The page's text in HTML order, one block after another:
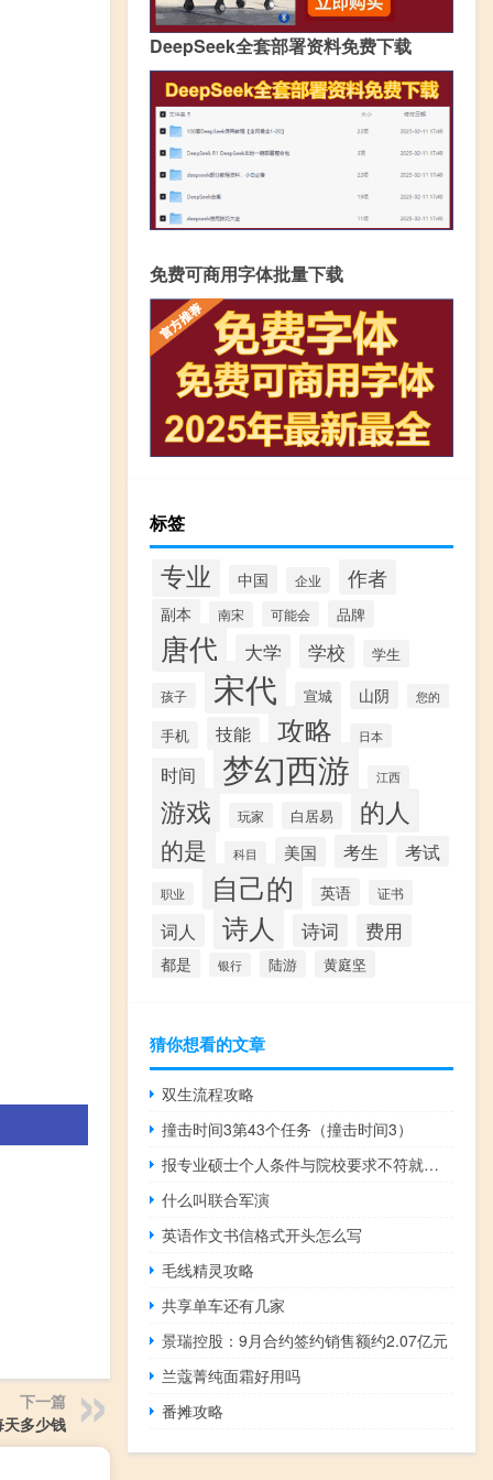
下一篇
多少钱
DeepSeek全套部署资料免费下载
免费可商用字体批量下载
标签
专业 中国 企业 作者
副本 南宋 可能会 品牌
唐代 大学 学校 学生
孩子 宋代 宣城 山阴 您的
手机 技能 攻略 日本
时间 梦幻西游 江西
游戏 玩家 白居易 的人
的是 科目 美国 考生 考试
职业 自己的 英语 证书
词人 诗人 诗词 费用
都是 银行 陆游 黄庭坚
猜你想看的文章
双生流程攻略
撞击时间3第43个任务（撞击时间3）
报专业硕士个人条件与院校要求不符就报不上吗
什么叫联合军演
英语作文书信格式开头怎么写
毛线精灵攻略
共享单车还有几家
景瑞控股：9月合约签约销售额约2.07亿元
兰蔻菁纯面霜好用吗
番摊攻略